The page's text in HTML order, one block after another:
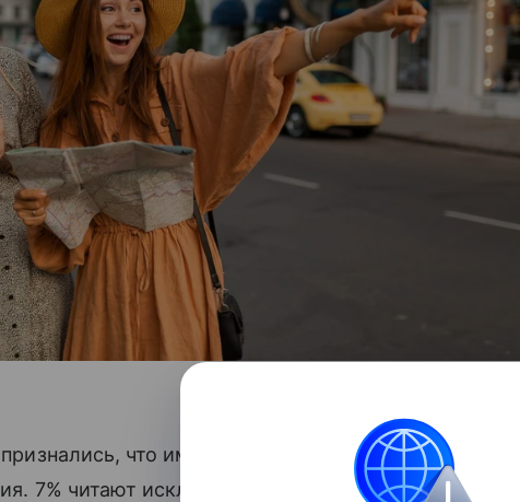
что им просто интересно заранее знать,
7% читают исключительно туристические сводки,